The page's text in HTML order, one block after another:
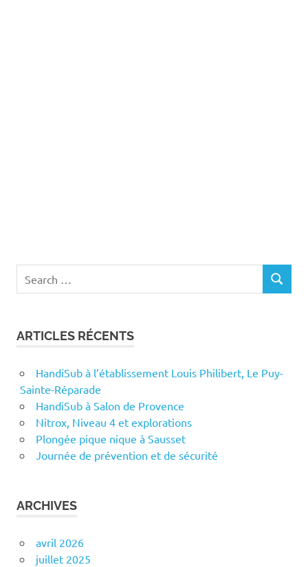
for:
SEARCH
ARTICLES RÉCENTS
HandiSub à l’établissement Louis Philibert, Le Puy-
Sainte-Réparade
HandiSub à Salon de Provence
Nitrox, Niveau 4 et explorations
Plongée pique nique à Sausset
Journée de prévention et de sécurité
ARCHIVES
avril 2026
juillet 2025